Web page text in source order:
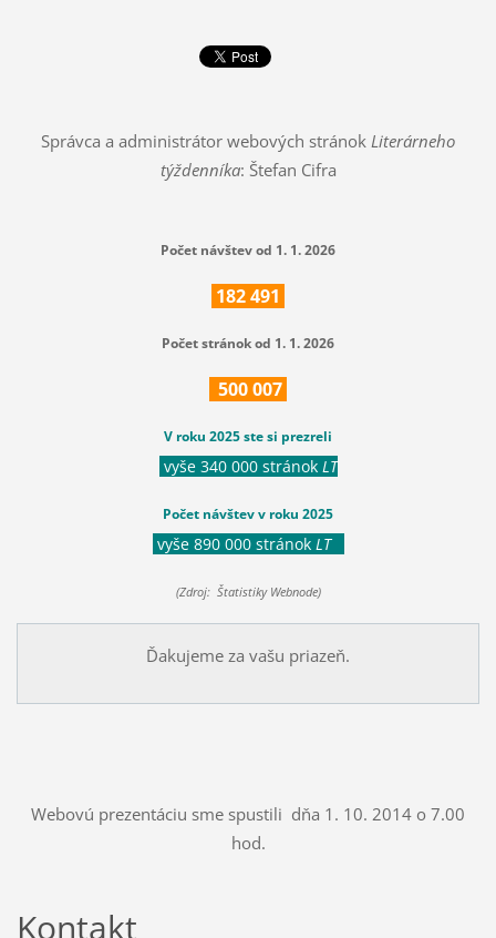
Správca a administrátor webových stránok Literárneho
týždenníka: Štefan Cifra
Počet návštev od 1. 1. 2026
182491
Počet stránok od 1. 1. 2026
500007
V roku 2025 ste si prezreli
vyše 340 000 stránok LT
Počet návštev v roku 2025
vyše 890 000 stránok LT
(Zdroj: Štatistiky Webnode)
Ďakujeme za vašu priazeň.
Webovú prezentáciu sme spustili dňa 1. 10. 2014 o 7.00
hod.
Kontakt